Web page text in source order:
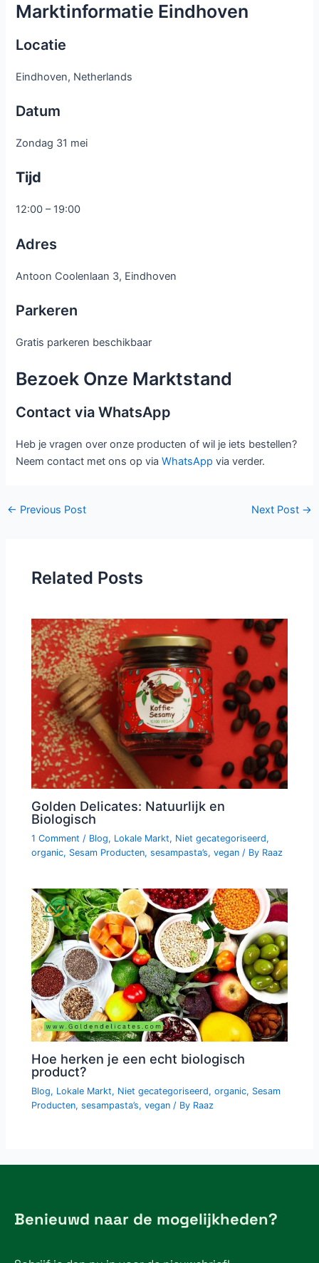
Marktinformatie Eindhoven
Locatie
Eindhoven, Netherlands
Datum
Zondag 31 mei
Tijd
12:00 – 19:00
Adres
Antoon Coolenlaan 3, Eindhoven
Parkeren
Gratis parkeren beschikbaar
Bezoek Onze Marktstand
Contact via WhatsApp
Heb je vragen over onze producten of wil je iets bestellen?
Neem contact met ons op viaWhatsApp via verder.
← Previous Post Next Post →
Related Posts
Golden Delicates: Natuurlijk en
Biologisch
1 Comment / Blog, Lokale Markt, Niet gecategoriseerd,
organic, Sesam Producten,sesampasta’s,vegan / By Raaz
Hoe herken je een echt biologisch
product?
Blog, Lokale Markt, Niet gecategoriseerd,organic, Sesam
Producten,sesampasta’s,vegan / By Raaz
Benieuwd naar de mogelijkheden?